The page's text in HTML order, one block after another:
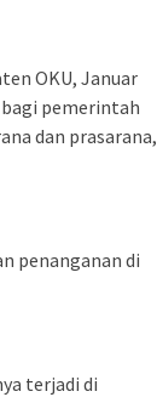
OKU, Januar
pemerintah
dan prasarana,
penanganan di
terjadi di